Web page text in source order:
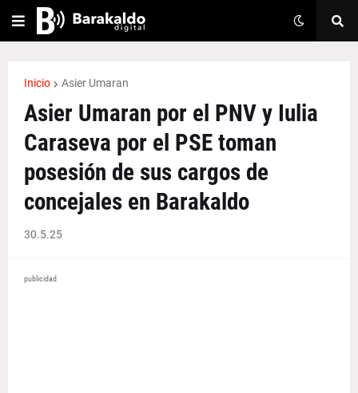
Inicio Asier Umaran
Asier Umaran por el PNV y Iulia
Caraseva por el PSE toman
posesión de sus cargos de
concejales en Barakaldo
30.5.25
publicidad